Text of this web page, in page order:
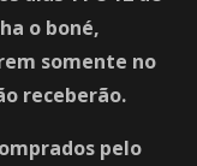
o boné,
somente no
receberão.
pelo